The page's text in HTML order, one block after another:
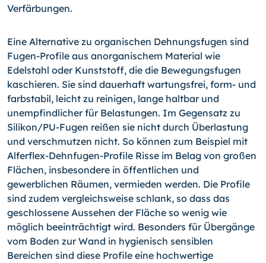
Verfärbungen.
Eine Alternative zu organischen Dehnungsfugen sind
Fugen-Profile aus anorganischem Material wie
Edelstahl oder Kunststoff, die die Bewegungsfugen
kaschieren. Sie sind dauerhaft wartungsfrei, form- und
farbstabil, leicht zu reinigen, lange haltbar und
unempfindlicher für Belastungen. Im Gegensatz zu
Silikon/PU-Fugen reißen sie nicht durch Überlastung
und verschmutzen nicht. So können zum Beispiel mit
Alferflex-Dehn­fugen-Profile Risse im Belag von großen
Flächen, insbesondere in öffentlichen und
gewerblichen Räumen, vermieden werden. Die Profile
sind zudem vergleichsweise schlank, so dass das
geschlossene Aussehen der Fläche so wenig wie
möglich beeinträchtigt wird. Besonders für Übergänge
vom Boden zur Wand in hygienisch sensiblen
Bereichen sind diese Profile eine hochwertige